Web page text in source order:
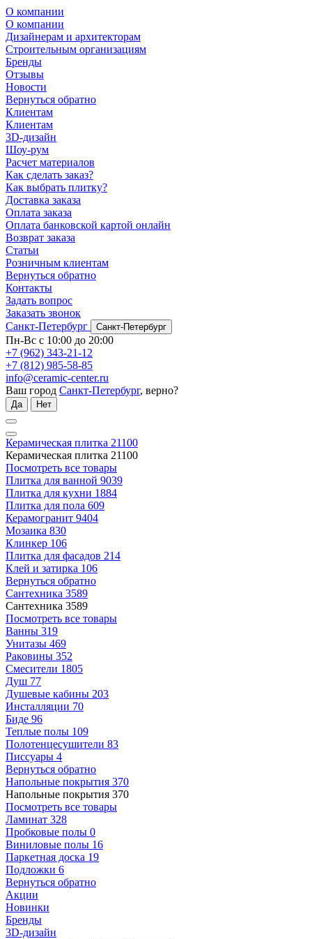
О компании
О компании
Дизайнерам и архитекторам
Строительным организациям
Бренды
Отзывы
Новости
Вернуться обратно
Клиентам
Клиентам
3D-дизайн
Шоу-рум
Расчет материалов
Как сделать заказ?
Как выбрать плитку?
Доставка заказа
Оплата заказа
Оплата банковской картой онлайн
Возврат заказа
Статьи
Розничным клиентам
Вернуться обратно
Контакты
Задать вопрос
Заказать звонок
Санкт-Петербург
Санкт-Петербург
Пн-Вс с 10:00 до 20:00
+7 (962) 343-21-12
+7 (812) 985-58-85
info@ceramic-center.ru
Ваш город Санкт-Петербург, верно?
Да Нет
Керамическая плитка 21100
Керамическая плитка 21100
Посмотреть все товары
Плитка для ванной 9039
Плитка для кухни 1884
Плитка для пола 609
Керамогранит 9404
Мозаика 830
Клинкер 106
Плитка для фасадов 214
Клей и затирка 106
Вернуться обратно
Сантехника 3589
Сантехника 3589
Посмотреть все товары
Ванны 319
Унитазы 469
Раковины 352
Смесители 1805
Душ 77
Душевые кабины 203
Инсталляции 70
Биде 96
Теплые полы 109
Полотенцесушители 83
Писсуары 4
Вернуться обратно
Напольные покрытия 370
Напольные покрытия 370
Посмотреть все товары
Ламинат 328
Пробковые полы 0
Виниловые полы 16
Паркетная доска 19
Подложки 6
Вернуться обратно
Акции
Новинки
Бренды
3D-дизайн